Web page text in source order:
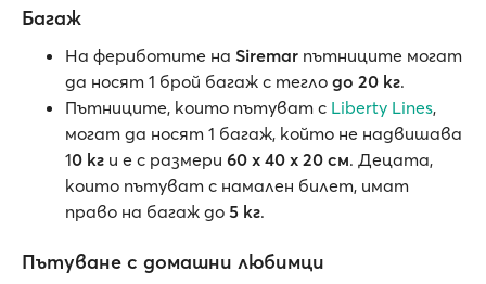
Багаж
На фериботите на Siremar пътниците могат
да носят 1 брой багаж с тегло до 20 кг.
Пътниците, които пътуват с Liberty Lines,
могат да носят 1 багаж, който не надвишава
10 кг и е с размери 60 x 40 x 20 см. Децата,
които пътуват с намален билет, имат
право на багаж до 5 кг.
Пътуване с домашни любимци